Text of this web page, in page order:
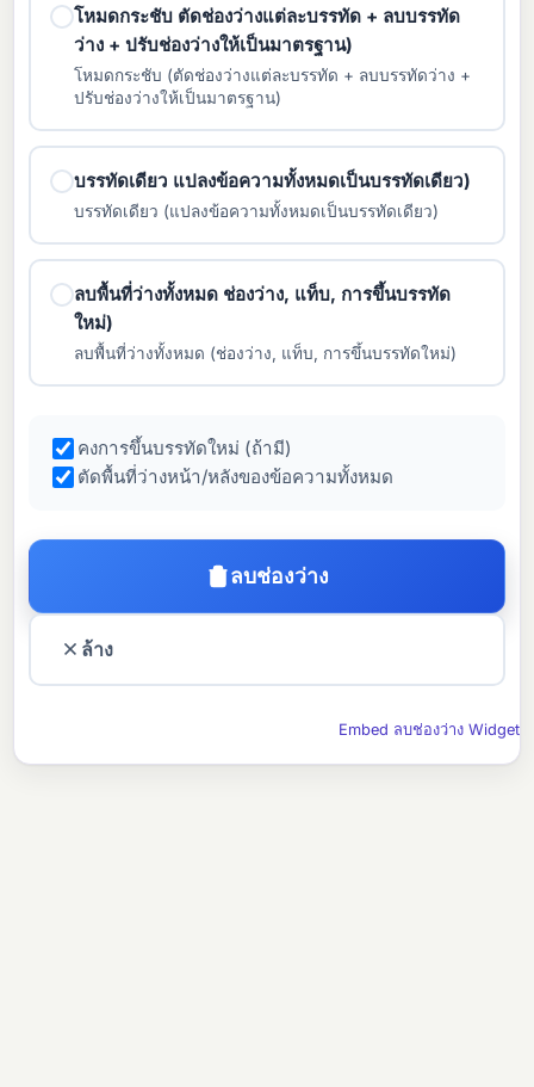
โหมดกระชับ ตัดช่องว่างแต่ละบรรทัด + ลบบรรทัด
ว่าง + ปรับช่องว่างให้เป็นมาตรฐาน)
โหมดกระชับ (ตัดช่องว่างแต่ละบรรทัด + ลบบรรทัดว่าง +
ปรับช่องว่างให้เป็นมาตรฐาน)
บรรทัดเดียว แปลงข้อความทั้งหมดเป็นบรรทัดเดียว)
บรรทัดเดียว (แปลงข้อความทั้งหมดเป็นบรรทัดเดียว)
ลบพื้นที่ว่างทั้งหมด ช่องว่าง, แท็บ, การขึ้นบรรทัด
ใหม่)
ลบพื้นที่ว่างทั้งหมด (ช่องว่าง, แท็บ, การขึ้นบรรทัดใหม่)
คงการขึ้นบรรทัดใหม่ (ถ้ามี)
ตัดพื้นที่ว่างหน้า/หลังของข้อความทั้งหมด
ลบช่องว่าง
ล้าง
Embed ลบช่องว่าง Widget